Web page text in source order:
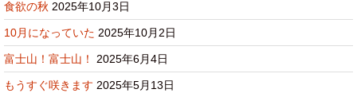
食欲の秋 2025年10月3日
10月になっていた 2025年10月2日
富士山！富士山！ 2025年6月4日
もうすぐ咲きます 2025年5月13日